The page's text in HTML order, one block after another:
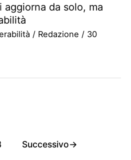
aggiorna da solo, ma
/ Redazione / 30
Successivo→